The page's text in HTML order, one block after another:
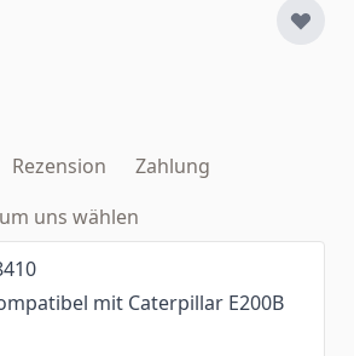
Rezension
Zahlung
uns wählen
mit Caterpillar E200B